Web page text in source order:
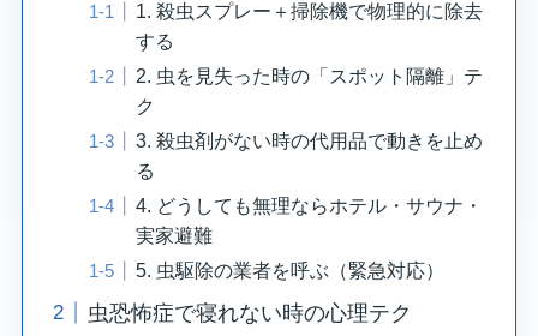
1. 殺虫スプレー＋掃除機で物理的に除去
する
2. 虫を見失った時の「スポット隔離」テ
ク
3. 殺虫剤がない時の代用品で動きを止め
る
4. どうしても無理ならホテル・サウナ・
実家避難
5. 虫駆除の業者を呼ぶ（緊急対応）
虫恐怖症で寝れない時の心理テク